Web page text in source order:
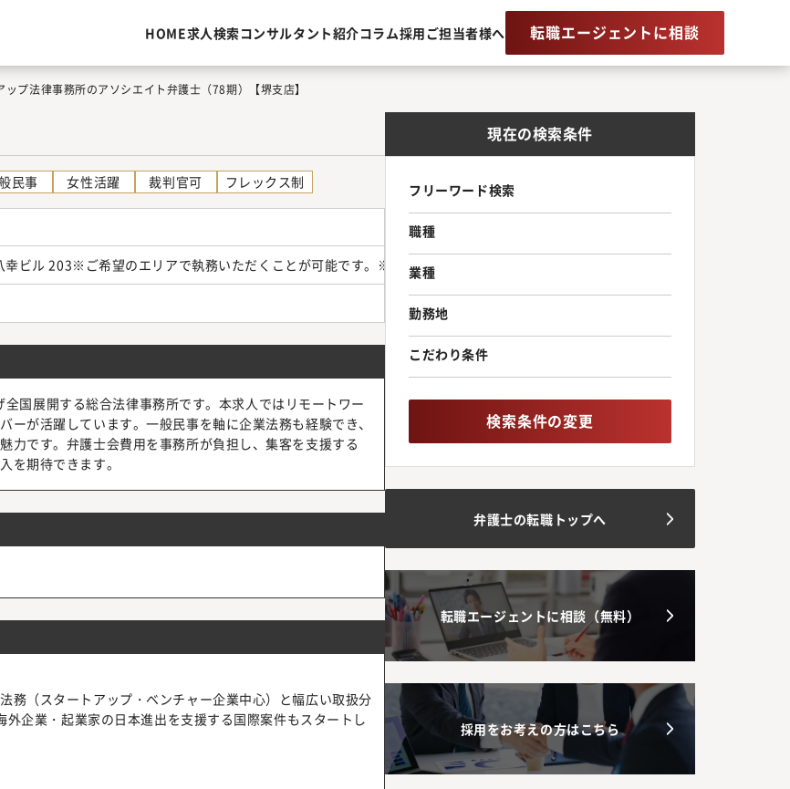
HOME求人検索コンサルタント紹介コラム採用ご担当者様へ 転職エージェントに相談
ップ法律事務所のアソシエイト弁護士（78期）【堺支店】
民事 女性活躍 裁判官可 フレックス制
ビル 203※ご希望のエリアで執務いただくことが可能です。※未開設地域での支店開設も可能です。ご希望がある場合は面接の
国展開する総合法律事務所です。本求人ではリモートワー
が活躍しています。一般民事を軸に企業法務も経験でき、
力です。弁護士会費用を事務所が負担し、集客を支援する
を期待できます。
務（スタートアップ・ベンチャー企業中心）と幅広い取扱分
企業・起業家の日本進出を支援する国際案件もスタートし
現在の検索条件
フリーワード検索
職種
業種
勤務地
こだわり条件
検索条件の変更
弁護士の転職トップへ
転職エージェントに相談（無料）
採用をお考えの方はこちら